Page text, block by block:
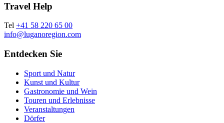
Travel Help
Tel +41 58 220 65 00
info@luganoregion.com
Entdecken Sie
Sport und Natur
Kunst und Kultur
Gastronomie und Wein
Touren und Erlebnisse
Veranstaltungen
Dörfer